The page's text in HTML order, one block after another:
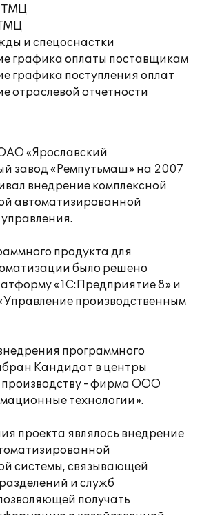
ТМЦ
и спецоснастки
графика оплаты поставщикам
графика поступления оплат
отраслевой отчетности
«Ярославский
завод «Ремпутьмаш» на 2007
внедрение комплексной
автоматизированной
продукта для
было решено
«1С:Предприятие 8» и
производственным
программного
Кандидат в центры
производству - фирма ООО
технологии».
проекта являлось внедрение
системы, связывающей
и служб
получать